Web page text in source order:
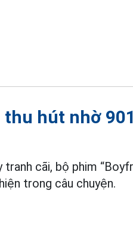
hút nhờ
tranh cãi, bộ phim
trong câu chuyện.